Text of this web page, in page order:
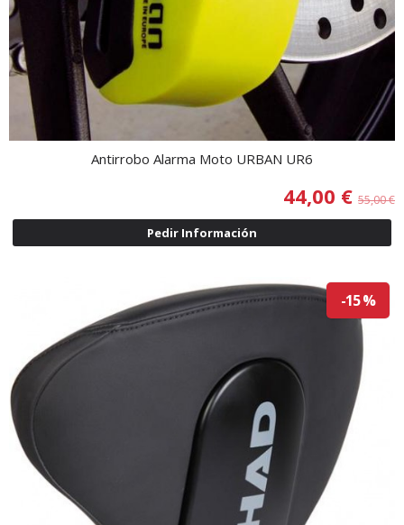
Antirrobo Alarma Moto URBAN UR6
44,00 € 55,00 €
Pedir Información
-15 %